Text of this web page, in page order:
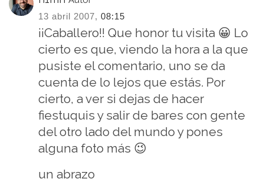
13 abril 2007, 08:15
¡¡Caballero!! Que honor tu visita 😀 Lo
cierto es que, viendo la hora a la que
pusiste el comentario, uno se da
cuenta de lo lejos que estás. Por
cierto, a ver si dejas de hacer
fiestuquis y salir de bares con gente
del otro lado del mundo y pones
alguna foto más 😉
un abrazo